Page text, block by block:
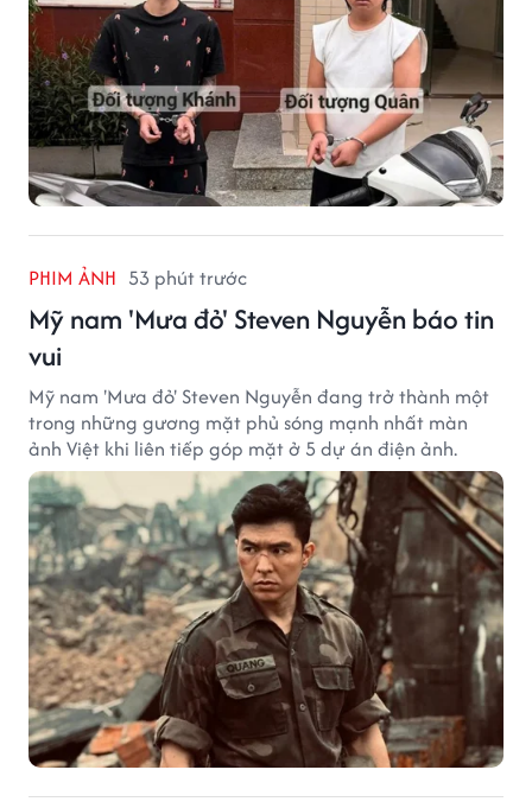
PHIM ẢNH 53 phút trước
Mỹ nam 'Mưa đỏ' Steven Nguyễn báo tin
vui
Mỹ nam 'Mưa đỏ' Steven Nguyễn đang trở thành một
trong những gương mặt phủ sóng mạnh nhất màn
ảnh Việt khi liên tiếp góp mặt ở 5 dự án điện ảnh.